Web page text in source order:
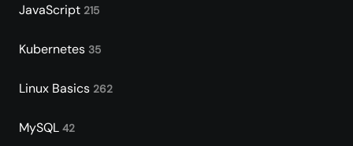
JavaScript 215
Kubernetes 35
Linux Basics 262
MySQL 42